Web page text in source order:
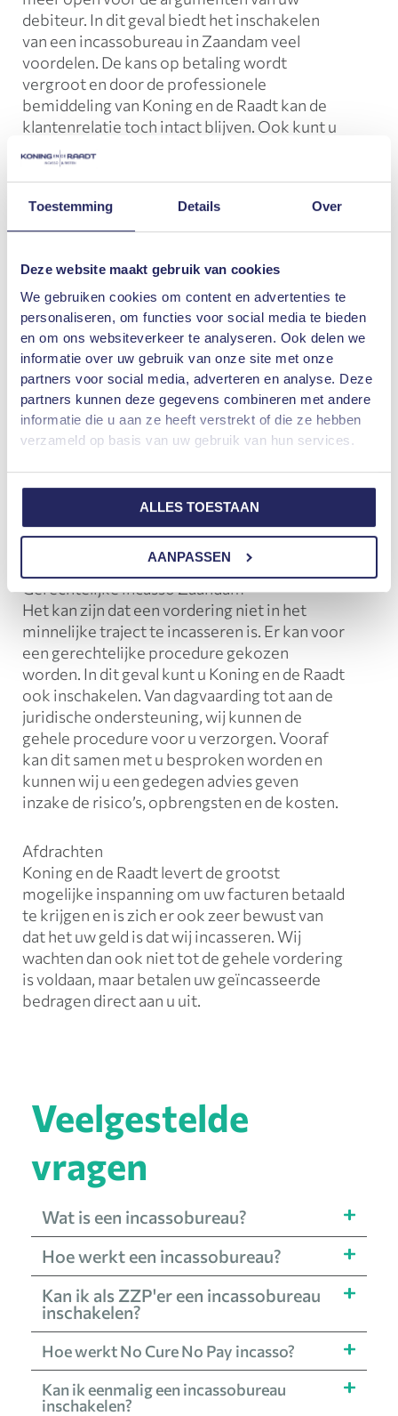
Toestemming Details Over
Deze website maakt gebruik van cookies
We gebruiken cookies om content en advertenties te
personaliseren, om functies voor social media te bieden
en om ons websiteverkeer te analyseren. Ook delen we
informatie over uw gebruik van onze site met onze
partners voor social media, adverteren en analyse. Deze
partners kunnen deze gegevens combineren met andere
informatie die u aan ze heeft verstrekt of die ze hebben
verzameld op basis van uw gebruik van hun services.
ALLES TOESTAAN
AANPASSEN
debiteur. In dit geval biedt het inschakelen
van een incassobureau in Zaandam veel
voordelen. De kans op betaling wordt
vergroot en door de professionele
bemiddeling van Koning en de Raadt kan de
klantenrelatie toch intact blijven. Ook kunt u
uw energie in andere werkzaamheden
steken, in plaats van uzelf bezig te houden
en de Raadt volgens hetno cure no
payprincipe.
Minnelijke incasso Zaandam
Zodra u Koning en de Raadt inschakelt, gaan
wijmeteen voor u aan de slag . Uw debiteur
wordt direct in gebreke gesteld. Wordt er
niet gereageerd? Binnen twee werkdagen
bellen wij uw debiteur, wanteen beller
incasseert sneller.Op deze manier weten wij
precies wat er aan de hand is en kunnen er
passende afspraken gemaakt worden. De lijn
tussen u en onze medewerkers houden wij zo
kort mogelijk, op elk gewenst moment kunt u
uw eigen contactpersoon om advies of een
update vragen.
Gerechtelijke incasso Zaandam
Het kan zijn dat een vordering niet in het
minnelijke traject te incasseren is. Er kan voor
een gerechtelijke procedure gekozen
worden. In dit geval kunt u Koning en de Raadt
ook inschakelen. Van dagvaarding tot aan de
juridische ondersteuning, wij kunnen de
gehele procedure voor u verzorgen. Vooraf
kan dit samen met u besproken worden en
kunnen wij u een gedegen advies geven
inzake de risico’s, opbrengsten en de kosten.
Afdrachten
Koning en de Raadt levert de grootst
mogelijke inspanning om uw facturen betaald
te krijgen en is zich er ook zeer bewust van
dat het uw geld is dat wij incasseren. Wij
wachten dan ook niet tot de gehele vordering
is voldaan, maar betalen uw geïncasseerde
bedragen direct aan u uit.
Veelgestelde
vragen
Wat is een incassobureau?
Hoe werkt een incassobureau?
Kan ik als ZZP'er een incassobureau
inschakelen?
Hoe werktNo Cure No Pay incasso?
Kan ik eenmalig een incassobureau
inschakelen?